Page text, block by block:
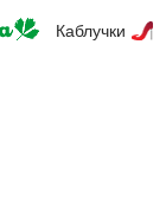
Каблучки